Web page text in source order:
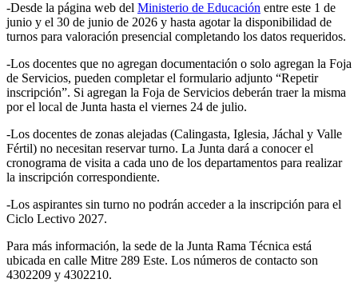
-Desde la página web del Ministerio de Educación entre este 1 de
junio y el 30 de junio de 2026 y hasta agotar la disponibilidad de
turnos para valoración presencial completando los datos requeridos.
-Los docentes que no agregan documentación o solo agregan la Foja
de Servicios, pueden completar el formulario adjunto “Repetir
inscripción”. Si agregan la Foja de Servicios deberán traer la misma
por el local de Junta hasta el viernes 24 de julio.
-Los docentes de zonas alejadas (Calingasta, Iglesia, Jáchal y Valle
Fértil) no necesitan reservar turno. La Junta dará a conocer el
cronograma de visita a cada uno de los departamentos para realizar
la inscripción correspondiente.
-Los aspirantes sin turno no podrán acceder a la inscripción para el
Ciclo Lectivo 2027.
Para más información, la sede de la Junta Rama Técnica está
ubicada en calle Mitre 289 Este. Los números de contacto son
4302209 y 4302210.